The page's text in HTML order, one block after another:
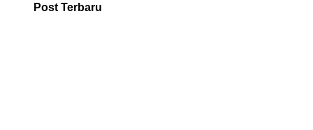
Post Terbaru